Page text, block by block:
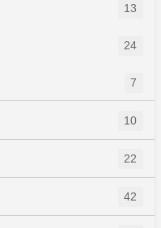
13
24
7
10
22
42